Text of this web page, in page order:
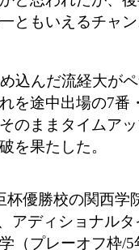
ともいえるチャ
込んだ流経大が
を途中出場の7番
のままタイムア
を果たした。
優勝校の関西学
アディショナル
（プレーオフ枠/